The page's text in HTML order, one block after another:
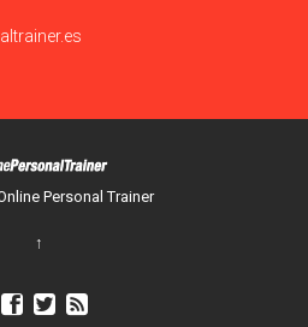
Personal Trainer
↑
  